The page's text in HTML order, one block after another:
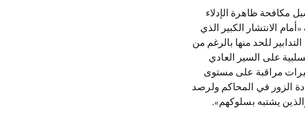
الانتشار الكبير الذي
للحد منها بالرغم من
على السير العادي
مراقبة على مستوى
الزور في المحاكم ولرصد
يشتبه بسلوكهم».